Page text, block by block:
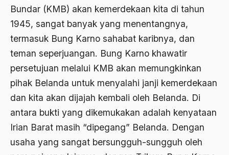
Bundar (KMB) akan kemerdekaan kita di tahun
1945, sangat banyak yang menentangnya,
termasuk Bung Karno sahabat karibnya, dan
teman seperjuangan. Bung Karno khawatir
persetujuan melalui KMB akan memungkinkan
pihak Belanda untuk menyalahi janji kemerdekaan
dan kita akan dijajah kembali oleh Belanda. Di
antara bukti yang dikemukakan adalah kenyataan
Irian Barat masih “dipegang” Belanda. Dengan
usaha yang sangat bersungguh-sungguh oleh
agama elitis
Agama Hukum
Agama Inovasi
Agama Islam
agama populer
Agamawan
Agenda Nasional